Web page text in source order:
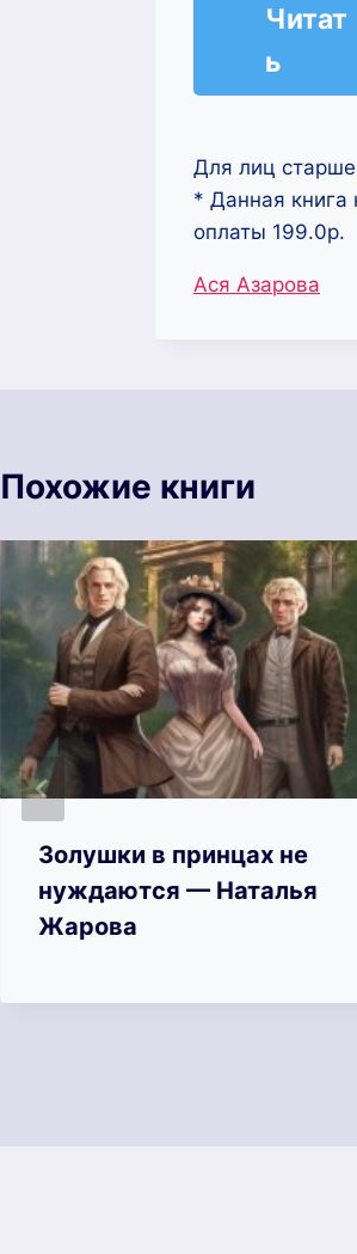
Читат
ь
Для лиц старше
* Данная книга
оплаты 199.0р.
Метки
Ася Азарова
Похожие книги
Золушки в принцах не
нуждаются — Наталья
Жарова